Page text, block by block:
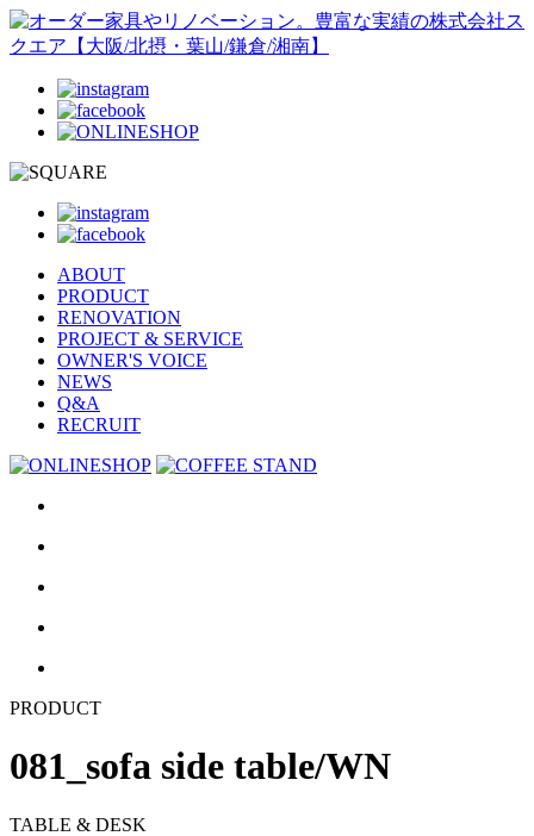
ABOUT
PRODUCT
RENOVATION
PROJECT & SERVICE
OWNER'S VOICE
NEWS
Q&A
RECRUIT
PRODUCT
081_sofa side table/WN
TABLE & DESK